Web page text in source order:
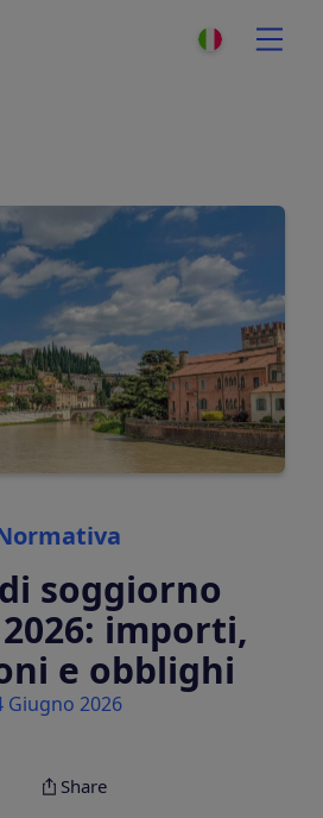
Categories
soggiorno
importi,
e obblighi
Giugno 2026
Share